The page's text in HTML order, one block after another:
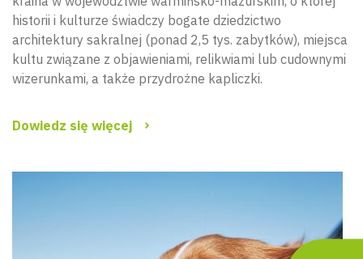
historii i kulturze świadczy bogate dziedzictwo
architektury sakralnej (ponad 2,5 tys. zabytków), miejsca
kultu związane z objawieniami, relikwiami lub cudownymi
wizerunkami, a także przydrożne kapliczki.
Dowiedz się więcej